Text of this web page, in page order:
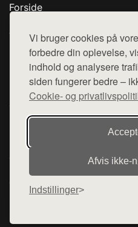
Vi bruger cookies på
forbedre din oplevelse,
indhold og analysere
siden fungerer bedre –
Cookie- og
Afvis
Indstillinger
Forside
Top Rabatter
Blog
Kontakt
Denne side er en del af
hjemmesider med
diverse webshops. Der sælges
varerne på lager.